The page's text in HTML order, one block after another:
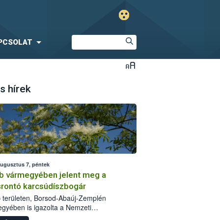
hírek
7, péntek
vármegyében jelent meg a
karcsúdíszbogár
területen, Borsod-Abaúj-Zemplén
is igazolta a Nemzeti
biztonsági Hivatal (Nébih) a